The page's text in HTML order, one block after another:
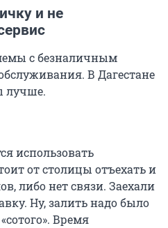
и не
с безналичным
В Дагестане
лучше.
использовать
от столицы отъехать и
либо нет связи. Заехали
Ну, залить надо было
Время